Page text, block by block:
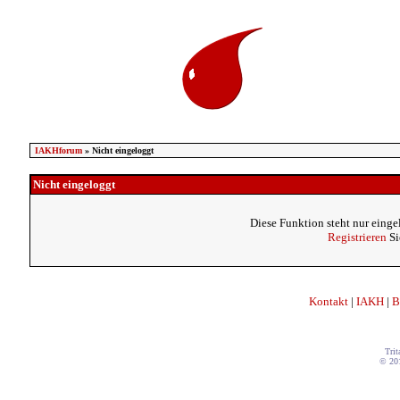
IAKHforum» Nicht eingeloggt
Nicht eingeloggt
Diese Funktion steht nur
Registrieren
Kontakt | IAKH |
©